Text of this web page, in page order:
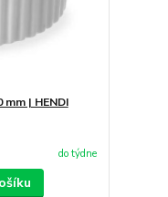
| HENDI
do týdne